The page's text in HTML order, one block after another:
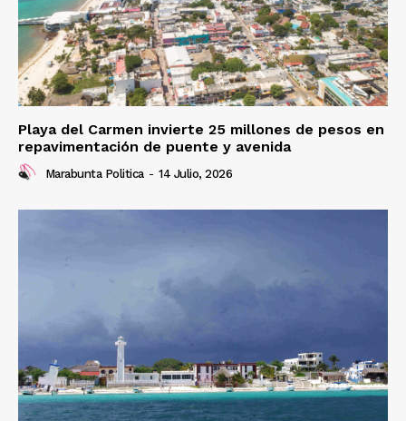
Playa del Carmen invierte 25 millones de pesos en
repavimentación de puente y avenida
Marabunta Politica - 14 Julio, 2026